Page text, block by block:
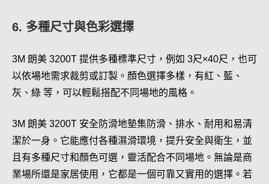
6. 多種尺寸與色彩選擇
3M 朗美 3200T 提供多種標準尺寸，例如 3尺×40尺，也可
以依場地需求裁剪或訂製。顏色選擇多樣，有紅、藍、
灰、綠 等，可以輕鬆搭配不同場地的風格。
3M 朗美 3200T 安全防滑地墊集防滑、排水、耐用和易清
潔於一身。它能應付各種濕滑環境，提升安全與衛生，並
且有多種尺寸和顏色可選，靈活配合不同場地。無論是商
業場所還是家居使用，它都是一個可靠又實用的選擇。若